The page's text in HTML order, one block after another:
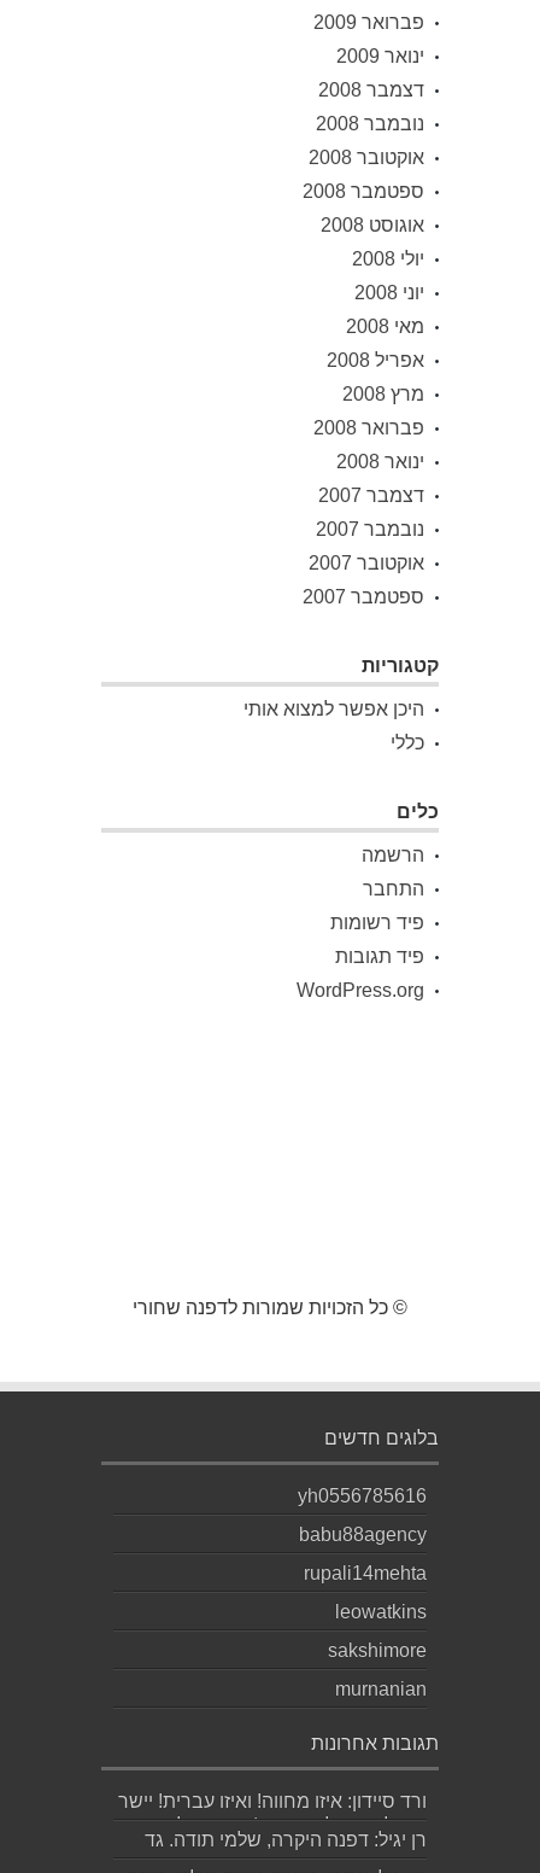
פברואר 2009
ינואר 2009
דצמבר 2008
נובמבר 2008
אוקטובר 2008
ספטמבר 2008
אוגוסט 2008
יולי 2008
יוני 2008
מאי 2008
אפריל 2008
מרץ 2008
פברואר 2008
ינואר 2008
דצמבר 2007
נובמבר 2007
אוקטובר 2007
ספטמבר 2007
קטגוריות
היכן אפשר למצוא אותי
כללי
כלים
הרשמה
התחבר
פיד רשומות
פיד תגובות
WordPress.org
© כל הזכויות שמורות לדפנה שחורי
בלוגים חדשים
yh0556785616
babu88agency
rupali14mehta
leowatkins
sakshimore
murnanian
תגובות אחרונות
ורד סיידון: איזו מחווה! ואיזו עברית! יישר
כוח לכותב ולאהובתו :) שבת שלום...
רן יגיל: דפנה היקרה, שלמי תודה. גד
הוא אכן משורר איכותי ביותר. אמסור...